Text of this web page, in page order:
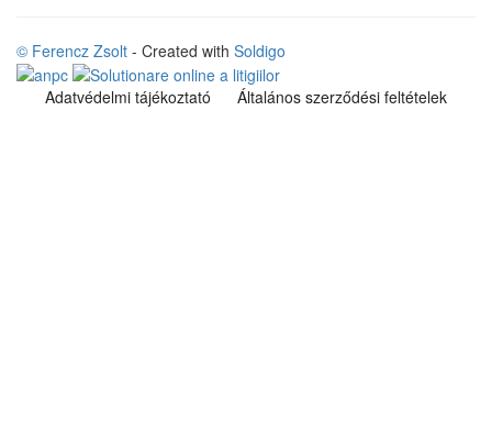
© Ferencz Zsolt - Created with Soldigo
Adatvédelmi tájékoztató Általános szerződési feltételek